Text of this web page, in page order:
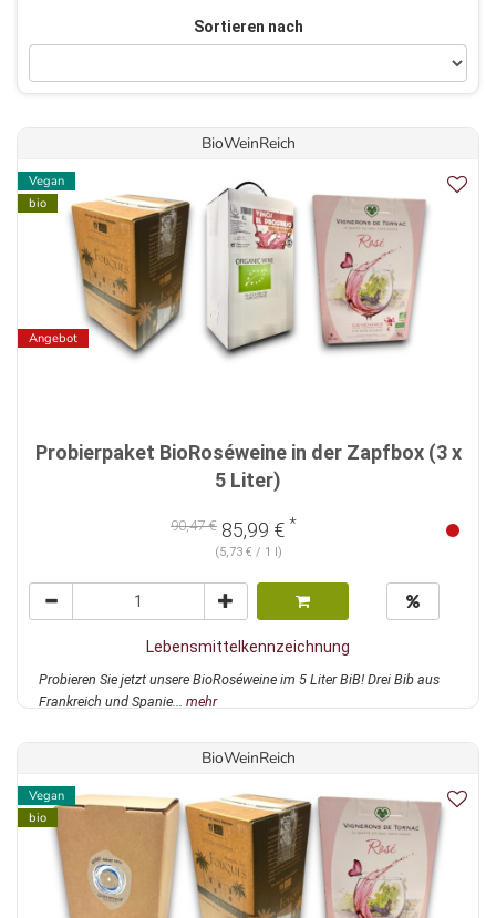
Sortieren nach
BioWeinReich
Vegan
bio
Angebot
Probierpaket BioRoséweine in der Zapfbox (3 x
5 Liter)
90,47 € 85,99 € *
(5,73 € / 1 l)
Lebensmittelkennzeichnung
Probieren Sie jetzt unsere BioRoséweine im 5 Liter BiB! Drei Bib aus
Frankreich und Spanie... mehr
BioWeinReich
Vegan
bio